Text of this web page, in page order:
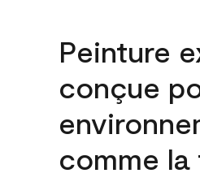
Peinture
conçue
comme